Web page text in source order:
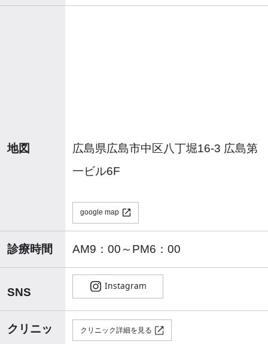
地図
広島県広島市中区八丁堀16-3 広島第
一ビル6F
google map
診療時間 AM9：00～PM6：00
SNS
クリニッ
クリニック詳細を見る